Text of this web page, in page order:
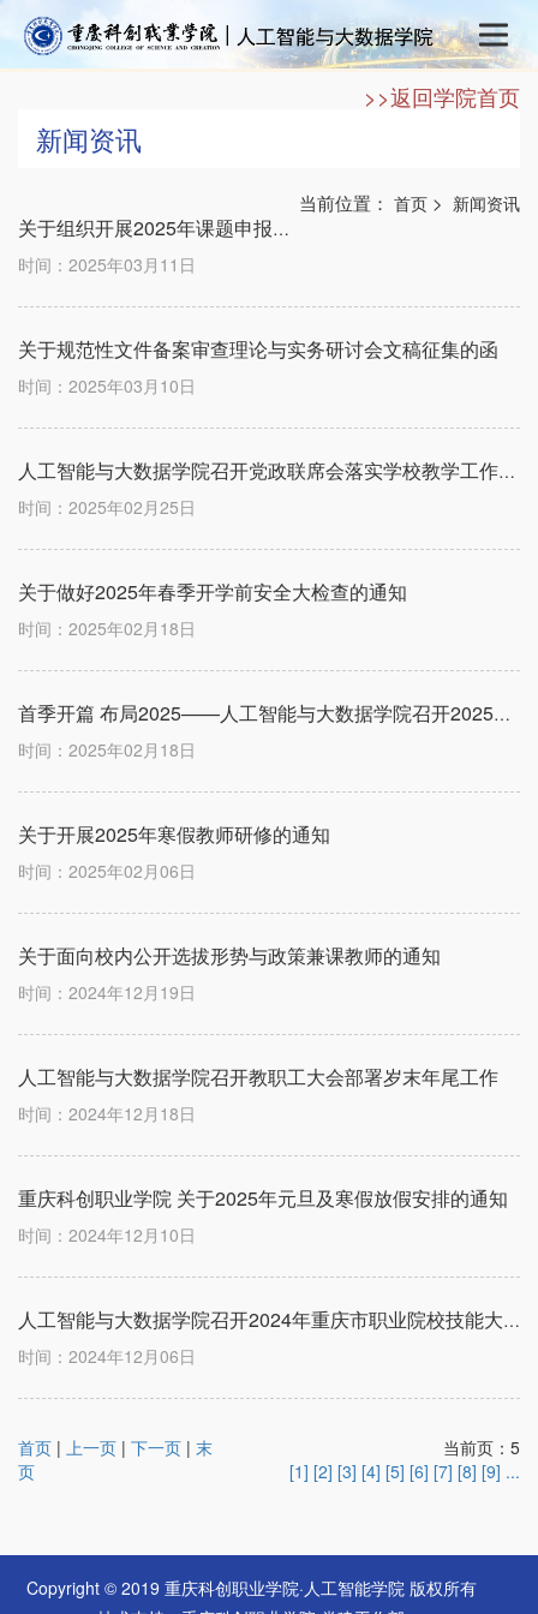
>>返回学院首页
新闻资讯
当前位置： 首页 > 新闻资讯
关于组织开展2025年课题申报工作的通知
时间：2025年03月11日
关于规范性文件备案审查理论与实务研讨会文稿征集的函
时间：2025年03月10日
人工智能与大数据学院召开党政联席会落实学校教学工作会议精神
时间：2025年02月25日
关于做好2025年春季开学前安全大检查的通知
时间：2025年02月18日
首季开篇 布局2025——人工智能与大数据学院召开2025年春期教职工大会
时间：2025年02月18日
关于开展2025年寒假教师研修的通知
时间：2025年02月06日
关于面向校内公开选拔形势与政策兼课教师的通知
时间：2024年12月19日
人工智能与大数据学院召开教职工大会部署岁末年尾工作
时间：2024年12月18日
重庆科创职业学院 关于2025年元旦及寒假放假安排的通知
时间：2024年12月10日
人工智能与大数据学院召开2024年重庆市职业院校技能大赛动员大会
时间：2024年12月06日
首页 | 上一页 | 下一页 | 末
页
当前页：5
[1] [2] [3] [4] [5] [6] [7] [8] [9] ...
Copyright © 2019 重庆科创职业学院·人工智能学院 版权所有